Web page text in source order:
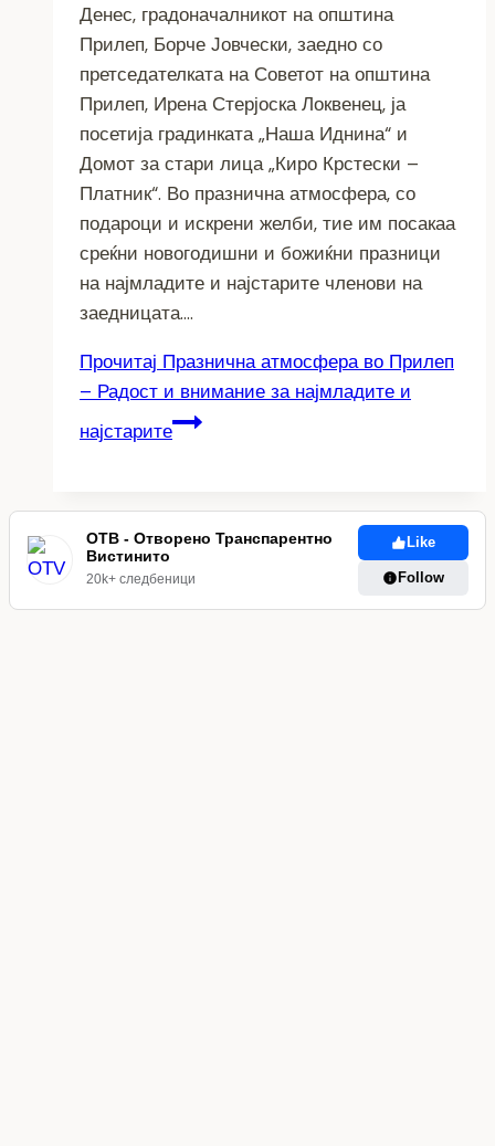
Денес, градоначалникот на општина
Прилеп, Борче Јовчески, заедно со
претседателката на Советот на општина
Прилеп, Ирена Стерјоска Локвенец, ја
посетија градинката „Наша Иднина“ и
Домот за стари лица „Киро Крстески –
Платник“. Во празнична атмосфера, со
подароци и искрени желби, тие им посакаа
среќни новогодишни и божиќни празници
на најмладите и најстарите членови на
заедницата….
Прочитај Празнична атмосфера во Прилеп
– Радост и внимание за најмладите и
најстарите
ОТВ - Отворено Транспарентно
Вистинито
20k+ следбеници
Like
Follow